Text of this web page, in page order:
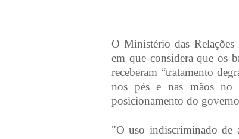
O Ministério das
em que considera que os
receberam “tratamento
nos pés e nas mãos no
posicionamento do
"O uso indiscriminado de